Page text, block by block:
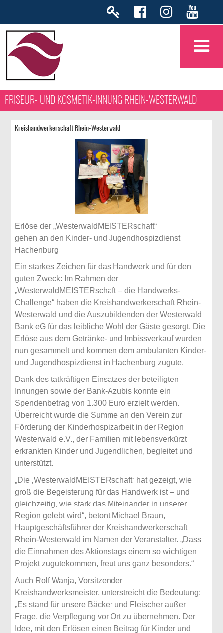
FRISEUR- UND KOSMETIK-INNUNG RHEIN-WESTERWALD
Kreishandwerkerschaft Rhein-Westerwald
Erlöse der „WesterwaldMEISTERschaft“
gehen an den Kinder- und Jugendhospizdienst
Hachenburg
Ein starkes Zeichen für das Handwerk und für den
guten Zweck: Im Rahmen der
„WesterwaldMEISTERschaft – die Handwerks-
Challenge“ haben die Kreishandwerkerschaft Rhein-
Westerwald und die Auszubildenden der Westerwald
Bank eG für das leibliche Wohl der Gäste gesorgt. Die
Erlöse aus dem Getränke- und Imbissverkauf wurden
nun gesammelt und kommen dem ambulanten Kinder-
und Jugendhospizdienst in Hachenburg zugute.
Dank des tatkräftigen Einsatzes der beteiligten
Innungen sowie der Bank-Azubis konnte ein
Spendenbetrag von 1.300 Euro erzielt werden.
Überreicht wurde die Summe an den Verein zur
Förderung der Kinderhospizarbeit in der Region
Westerwald e.V., der Familien mit lebensverkürzt
erkrankten Kinder und Jugendlichen, begleitet und
unterstützt.
„Die ‚WesterwaldMEISTERschaft‘ hat gezeigt, wie
groß die Begeisterung für das Handwerk ist – und
gleichzeitig, wie stark das Miteinander in unserer
Region gelebt wird“, betont Michael Braun,
Hauptgeschäftsführer der Kreishandwerkerschaft
Rhein-Westerwald im Namen der Veranstalter. „Dass
die Einnahmen des Aktionstags einem so wichtigen
Projekt zugutekommen, freut uns ganz besonders.“
Auch Rolf Wanja, Vorsitzender
Kreishandwerksmeister, unterstreicht die Bedeutung:
„Es stand für unsere Bäcker und Fleischer außer
Frage, die Verpflegung vor Ort zu übernehmen. Der
Idee, mit den Erlösen einen Beitrag für Kinder und